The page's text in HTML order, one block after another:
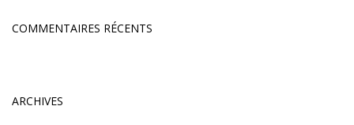
COMMENTAIRES RÉCENTS
ARCHIVES